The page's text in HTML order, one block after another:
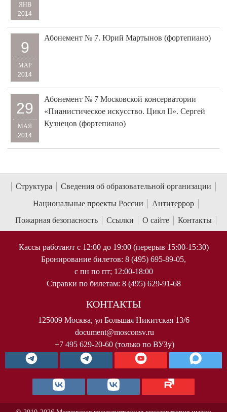
ЯНВ
2014
9
МАР
2014
Абонемент № 7. Юрий Мартынов (фортепиано)
29
МАЯ
2014
Абонемент № 7 Московской консерватории
«Пианистическое искусство. Цикл II». Сергей
Кузнецов (фортепиано)
Структура
Сведения об образовательной организации
Национальные проекты России
Антитеррор
Пожарная безопасность
Ссылки О сайте Контакты
Кассы работают с 12:00 до 19:00 (перерыв 15:00-15:30)
Бронирование билетов: 8 (495) 695-89-05,
с пн по пт; 12:00-18:00
Справки по билетам: 8 (495) 629-91-68
КОНТАКТЫ
125009 Москва, ул Большая Никитская 13/6
document@mosconsv.ru
+7 495 629-20-60 (только по ВУЗу)